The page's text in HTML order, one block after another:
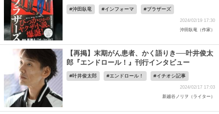
沖田臥竜 インフォーマ ブラザーズ
2024/02/19 17:30
沖田臥竜（作家）
【再掲】末期がん患者、かく語りき──叶井俊太
郎『エンドロール！』刊行インタビュー
叶井俊太郎 エンドロール！ イチオシ記事
2024/02/17 17:03
新越谷ノリヲ（ライター）